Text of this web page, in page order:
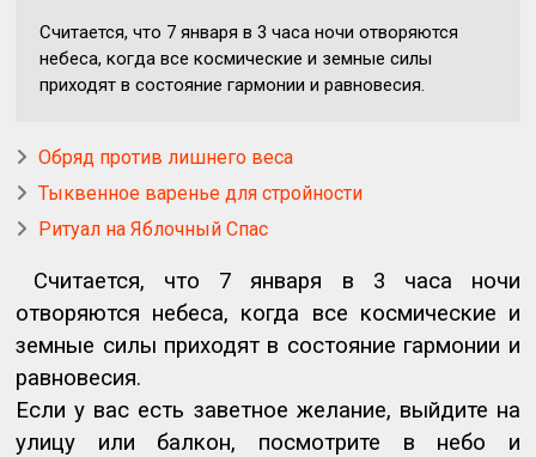
Считается, что 7 января в 3 часа ночи отворяются
небеса, когда все космические и земные силы
приходят в состояние гармонии и равновесия.
Обряд против лишнего веса
Тыквенное варенье для стройности
Ритуал на Яблочный Спас
Считается, что 7 января в 3 часа ночи
отворяются небеса, когда все космические и
земные силы приходят в состояние гармонии и
равновесия.
Если у вас есть заветное желание, выйдите на
улицу или балкон, посмотрите в небо и